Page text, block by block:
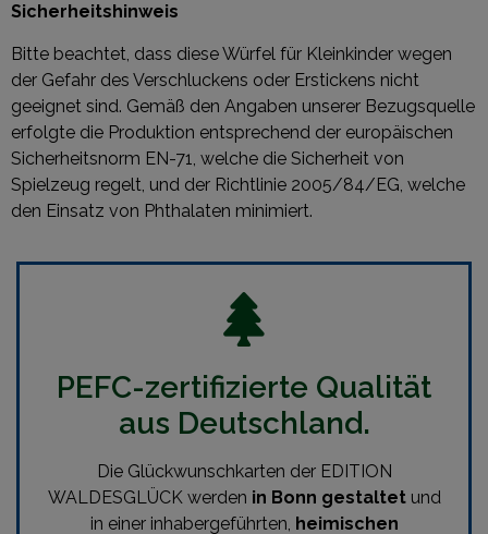
Sicherheitshinweis
Bitte beachtet, dass diese Würfel für Kleinkinder wegen
der Gefahr des Verschluckens oder Erstickens nicht
geeignet sind. Gemäß den Angaben unserer Bezugsquelle
erfolgte die Produktion entsprechend der europäischen
Sicherheitsnorm EN-71, welche die Sicherheit von
Spielzeug regelt, und der Richtlinie 2005/84/EG, welche
den Einsatz von Phthalaten minimiert.
PEFC-zertifizierte Qualität
aus Deutschland.
Die Glückwunschkarten der EDITION
WALDESGLÜCK werden in Bonn gestaltetund
in einer inhabergeführten, heimischen